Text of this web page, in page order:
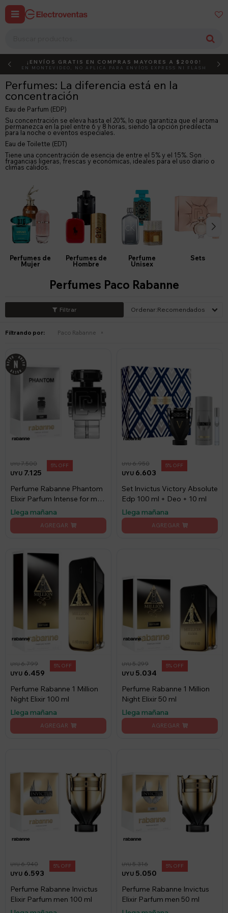
 
DEBUT ACTIVÁ EL CÓDIGO
¡ENVÍOS GRATIS EN COMPRAS MAYORES A $2000!
EN MONTEVIDEO, NO APLICA PARA ENVÍOS EXPRESS NI FLASH
Perfumes: La diferencia está en la
concentración
Eau de Parfum (EDP)
Su concentración se eleva hasta el 20%, lo que garantiza que el aroma
permanezca en la piel entre 6 y 8 horas, siendo la opción predilecta
para la noche o eventos especiales.
Eau de Toilette (EDT)
Tiene una concentración de esencia de entre el 5% y el 15%. Son
fragancias ligeras, frescas y económicas, ideales para el uso diario o
climas cálidos.
Perfumes de
Mujer
Perfumes de
Hombre
Perfume
Unisex
Sets
Perfumes Paco Rabanne
Recomendados
Filtrando por: Paco Rabanne
UYU 7.125
UYU7.500 5
Perfume Rabanne Phantom
Elixir Parfum Intense for man
100ml
Llega mañana
UYU 6.603
UYU6.950 5
Set Invictus Victory Absolute
Edp 100 ml + Deo + 10 ml
Llega mañana
UYU 6.459
UYU6.799 5
Perfume Rabanne 1 Million
Night Elixir 100 ml
Llega mañana
UYU 5.034
UYU5.299 5
Perfume Rabanne 1 Million
Night Elixir 50 ml
Llega mañana
UYU 6.593
UYU6.940 5
Perfume Rabanne Invictus
Elixir Parfum men 100 ml
UYU 5.050
UYU5.316 5
Perfume Rabanne Invictus
Elixir Parfum men 50 ml